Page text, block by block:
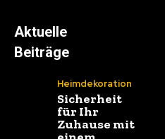
Aktuelle
Beiträge
Heimdekoration
Sicherheit
für Ihr
Zuhause mit